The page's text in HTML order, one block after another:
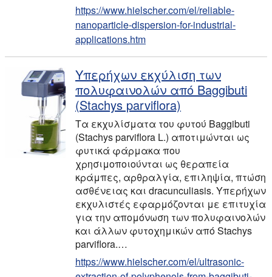
https://www.hielscher.com/el/reliable-
nanoparticle-dispersion-for-industrial-
applications.htm
Υπερήχων εκχύλιση των
πολυφαινολών από Baggibuti
(Stachys parviflora)
Τα εκχυλίσματα του φυτού Baggibuti
(Stachys parviflora L.) αποτιμώνται ως
φυτικά φάρμακα που
χρησιμοποιούνται ως θεραπεία
κράμπες, αρθραλγία, επιληψία, πτώση
ασθένειας και dracunculiasis. Υπερήχων
εκχυλιστές εφαρμόζονται με επιτυχία
για την απομόνωση των πολυφαινολών
και άλλων φυτοχημικών από Stachys
parviflora.…
https://www.hielscher.com/el/ultrasonic-